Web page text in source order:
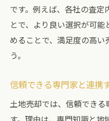
です。例えば、各社の査
とで、より良い選択が可
めることで、満足度の高
う。
信頼できる専門家と連携
土地売却では、信頼でき